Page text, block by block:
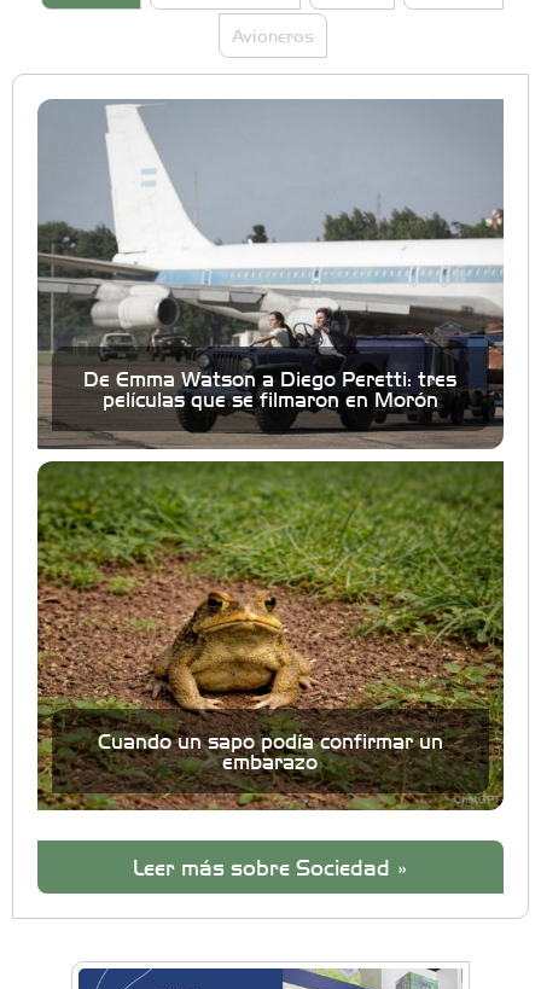
Avioneros
De Emma Watson a Diego Peretti: tres
películas que se filmaron en Morón
Cuando un sapo podía confirmar un
embarazo
Leer más sobre Sociedad »